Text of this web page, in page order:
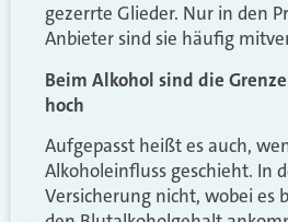
gezerrte Glieder. Nur in den
Anbieter sind sie häufig
Beim Alkohol sind die
hoch
Aufgepasst heißt es auch,
Alkoholeinfluss geschieht. In
Versicherung nicht, wobei es